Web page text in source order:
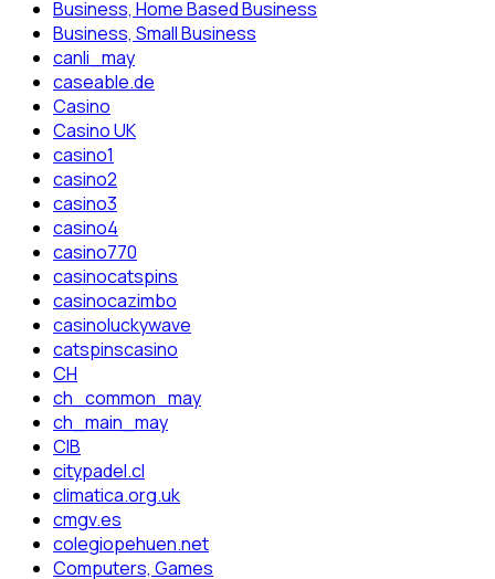
Business, Home Based Business
Business, Small Business
canli_may
caseable.de
Casino
Casino UK
casino1
casino2
casino3
casino4
casino770
casinocatspins
casinocazimbo
casinoluckywave
catspinscasino
CH
ch_common_may
ch_main_may
CIB
citypadel.cl
climatica.org.uk
cmgv.es
colegiopehuen.net
Computers, Games